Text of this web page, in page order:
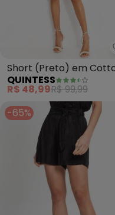
Short (Preto) em
QUINTESS
R$ 48,99R$ 99,99
-65%